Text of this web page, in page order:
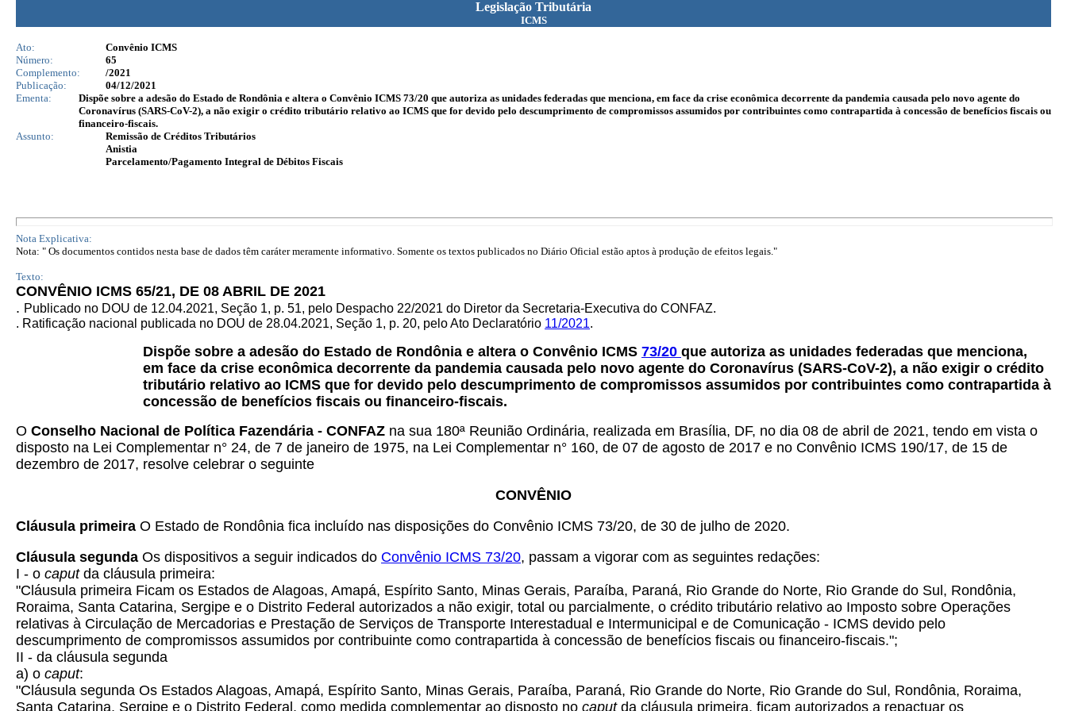
Legislação Tributária
ICMS
Ato:
Convênio ICMS
Número:
65
Complemento:
/2021
Publicação:
04/12/2021
Ementa:
Dispõe sobre a adesão do Estado de Rondônia e altera o Convênio ICMS 73/20 que autoriza as unidades federadas que menciona, em face da crise econômica decorrente da pandemia causada pelo novo agente do
Coronavírus (SARS-CoV-2), a não exigir o crédito tributário relativo ao ICMS que for devido pelo descumprimento de compromissos assumidos por contribuintes como contrapartida à concessão de benefícios fiscais ou
financeiro-fiscais.
Assunto:
Remissão de Créditos Tributários
Anistia
Parcelamento/Pagamento Integral de Débitos Fiscais
Nota Explicativa:
Nota: " Os documentos contidos nesta base de dados têm caráter meramente informativo. Somente os textos publicados no Diário Oficial estão aptos à produção de efeitos legais."
Texto:
CONVÊNIO ICMS 65/21, DE 08 ABRIL DE 2021
. Publicado no DOU de 12.04.2021, Seção 1, p. 51, pelo Despacho 22/2021 do Diretor da Secretaria-Executiva do CONFAZ.
. Ratificação nacional publicada no DOU de 28.04.2021, Seção 1, p. 20, pelo Ato Declaratório 11/2021.
Dispõe sobre a adesão do Estado de Rondônia e altera o Convênio ICMS 73/20 que autoriza as unidades federadas que menciona,
em face da crise econômica decorrente da pandemia causada pelo novo agente do Coronavírus (SARS-CoV-2), a não exigir o crédito
tributário relativo ao ICMS que for devido pelo descumprimento de compromissos assumidos por contribuintes como contrapartida à
concessão de benefícios fiscais ou financeiro-fiscais.
O Conselho Nacional de Política Fazendária - CONFAZ na sua 180ª Reunião Ordinária, realizada em Brasília, DF, no dia 08 de abril de 2021, tendo em vista o
disposto na Lei Complementar n° 24, de 7 de janeiro de 1975, na Lei Complementar n° 160, de 07 de agosto de 2017 e no Convênio ICMS 190/17, de 15 de
dezembro de 2017, resolve celebrar o seguinte
CONVÊNIO
Cláusula primeira O Estado de Rondônia fica incluído nas disposições do Convênio ICMS 73/20, de 30 de julho de 2020.
Cláusula segunda Os dispositivos a seguir indicados do Convênio ICMS 73/20, passam a vigorar com as seguintes redações:
I - o caput da cláusula primeira:
"Cláusula primeira Ficam os Estados de Alagoas, Amapá, Espírito Santo, Minas Gerais, Paraíba, Paraná, Rio Grande do Norte, Rio Grande do Sul, Rondônia,
Roraima, Santa Catarina, Sergipe e o Distrito Federal autorizados a não exigir, total ou parcialmente, o crédito tributário relativo ao Imposto sobre Operações
relativas à Circulação de Mercadorias e Prestação de Serviços de Transporte Interestadual e Intermunicipal e de Comunicação - ICMS devido pelo
descumprimento de compromissos assumidos por contribuinte como contrapartida à concessão de benefícios fiscais ou financeiro-fiscais.";
II - da cláusula segunda
a) o caput:
"Cláusula segunda Os Estados Alagoas, Amapá, Espírito Santo, Minas Gerais, Paraíba, Paraná, Rio Grande do Norte, Rio Grande do Sul, Rondônia, Roraima,
Santa Catarina, Sergipe e o Distrito Federal, como medida complementar ao disposto no caput da cláusula primeira, ficam autorizados a repactuar os